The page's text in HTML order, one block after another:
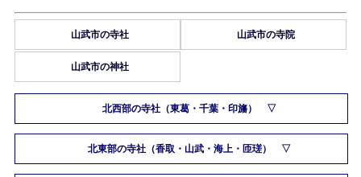
山武市の寺社 山武市の寺院
山武市の神社
北西部の寺社（東葛・千葉・印旛）
北東部の寺社（香取・山武・海上・匝瑳）